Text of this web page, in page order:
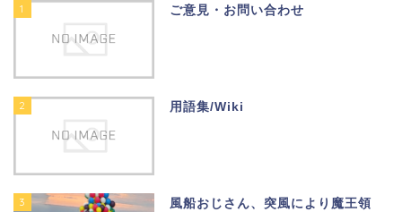
1 ご意見・お問い合わせ
2 用語集/Wiki
3
風船おじさん、突風により魔王領